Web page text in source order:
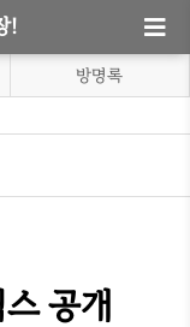
!
방명록
공개